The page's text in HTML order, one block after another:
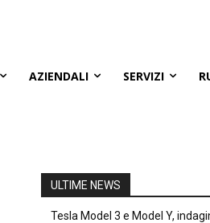
AZIENDALI SERVIZI
ULTIME NEWS
Tesla Model 3 e Model Y,